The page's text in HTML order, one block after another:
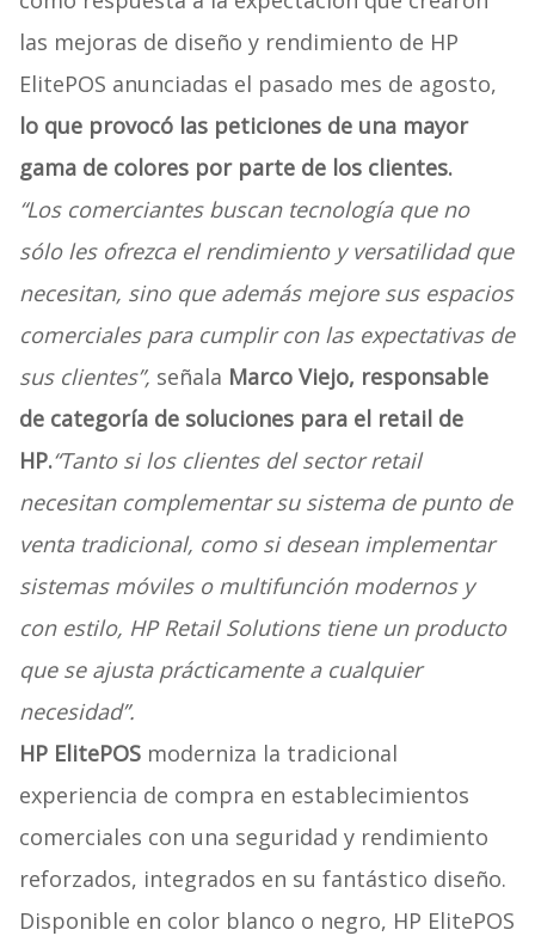
las mejoras de diseño y rendimiento de HP
ElitePOS anunciadas el pasado mes de agosto,
lo que provocó las peticiones de una mayor
gama de colores por parte de los clientes.
“Los comerciantes buscan tecnología que no
sólo les ofrezca el rendimiento y versatilidad que
necesitan, sino que además mejore sus espacios
comerciales para cumplir con las expectativas de
sus clientes”, señala Marco Viejo, responsable
de categoría de soluciones para el retail de
HP.“Tanto si los clientes del sector retail
necesitan complementar su sistema de punto de
venta tradicional, como si desean implementar
sistemas móviles o multifunción modernos y
con estilo, HP Retail Solutions tiene un producto
que se ajusta prácticamente a cualquier
necesidad”.
HP ElitePOS moderniza la tradicional
experiencia de compra en establecimientos
comerciales con una seguridad y rendimiento
reforzados, integrados en su fantástico diseño.
Disponible en color blanco o negro, HP ElitePOS